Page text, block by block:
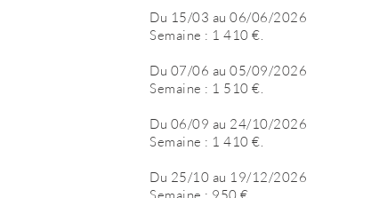
Du 15/03 au 06/06/2026
Semaine : 1 410 €.
Du 07/06 au 05/09/2026
Semaine : 1 510 €.
Du 06/09 au 24/10/2026
Semaine : 1 410 €.
Du 25/10 au 19/12/2026